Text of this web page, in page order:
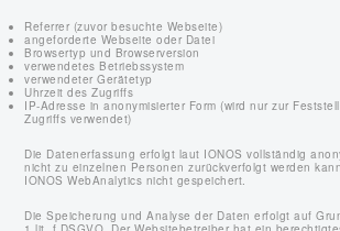
Referrer (zuvor besuchte Webseite)
angeforderte Webseite oder Datei
Browsertyp und Browserversion
verwendetes Betriebssystem
verwendeter Gerätetyp
Uhrzeit des Zugriffs
IP-Adresse in anonymisierter Form (wird nur zur
Zugriffs verwendet)
Die Datenerfassung erfolgt laut IONOS vollständig
nicht zu einzelnen Personen zurückverfolgt werden
IONOS WebAnalytics nicht gespeichert.
Die Speicherung und Analyse der Daten erfolgt auf